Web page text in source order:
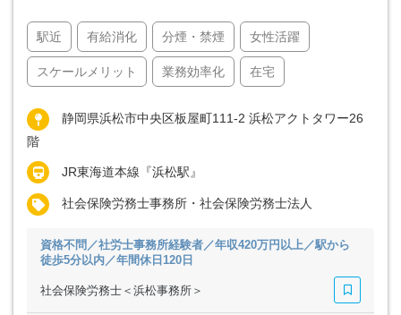
駅近 有給消化 分煙・禁煙 女性活躍
スケールメリット 業務効率化 在宅
静岡県浜松市中央区板屋町111-2 浜松アクトタワー26
階
JR東海道本線『浜松駅』
社会保険労務士事務所・社会保険労務士法人
資格不問／社労士事務所経験者／年収420万円以上／駅から
徒歩5分以内／年間休日120日
社会保険労務士＜浜松事務所＞